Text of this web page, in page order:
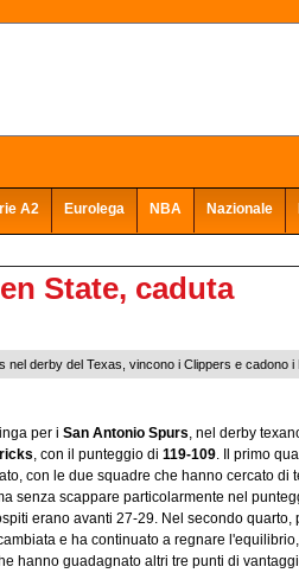
A2 Eurolega NBA Nazionale
State, caduta
nel derby del Texas, vincono i Clippers e cadono i
per i San Antonio Spurs, nel derby
, con il punteggio di 119-109. Il primo
con le due squadre che hanno cercato di
senza scappare particolarmente nel
erano avanti 27-29. Nel secondo quarto,
e ha continuato a regnare
hanno guadagnato altri tre punti di